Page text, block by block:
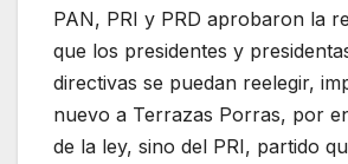
PAN, PRI y PRD aprobaron la
que los presidentes y
directivas se puedan reelegir,
nuevo a Terrazas Porras, por
de la ley, sino del PRI, partido